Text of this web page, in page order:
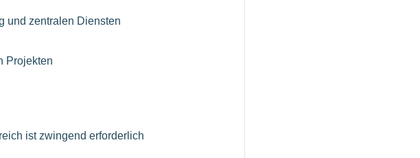
und zentralen Diensten
Projekten
ist zwingend erforderlich